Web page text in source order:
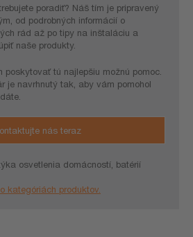
poradiť? Náš tím je pripravený
od podrobných informácií o
rád až po tipy na inštaláciu a
naše produkty.
tú najlepšiu možnú pomoc.
je navrhnutý tak, aby vám pomohol
nás teraz
osvetlenia domácností, batérií
kategóriách produktov.